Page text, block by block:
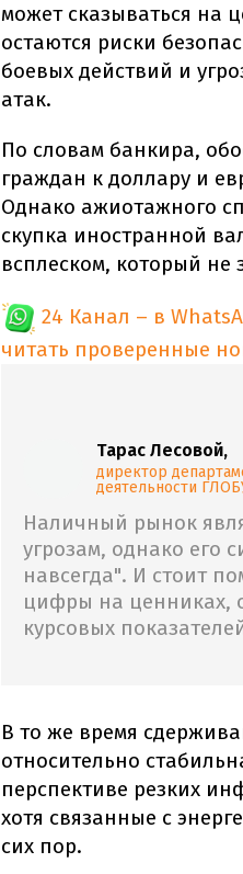
может сказываться на
остаются риски
боевых действий и
атак.
По словам банкира,
граждан к доллару и
Однако ажиотажного
скупка иностранной
всплеском, который не
24 Канал – в
читать проверенные
Тарас Лесовой,
директор
деятельности
Наличный рынок
угрозам, однако его
навсегда". И стоит
цифры на ценниках,
курсовых
В то же время
относительно
перспективе резких
хотя связанные с
сих пор.